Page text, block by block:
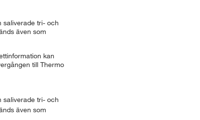
saliverade tri- och
även som
kan
till Thermo
saliverade tri- och
även som